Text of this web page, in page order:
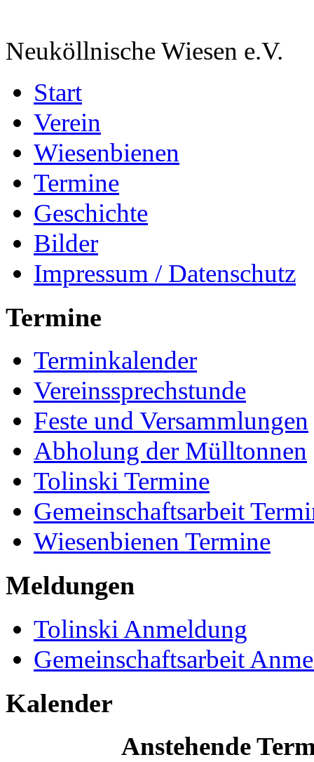
Neuköllnische Wiesen e.V.
Start
Verein
Wiesenbienen
Termine
Geschichte
Bilder
Impressum / Datenschutz
Termine
Terminkalender
Vereinssprechstunde
Feste und Versammlungen
Abholung der Mülltonnen
Tolinski Termine
Gemeinschaftsarbeit
Wiesenbienen Termine
Meldungen
Tolinski Anmeldung
Gemeinschaftsarbeit
Kalender
Anstehende